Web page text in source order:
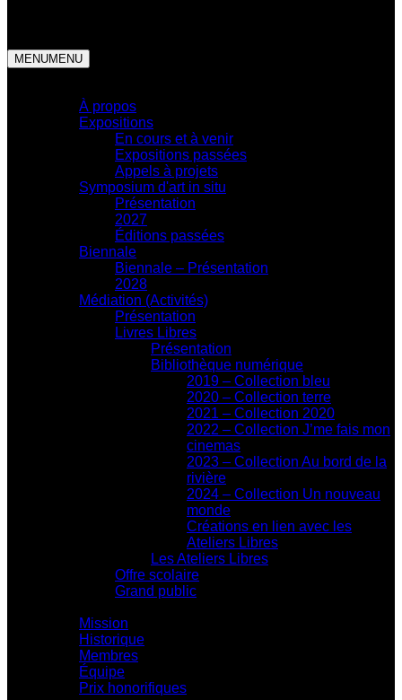
MENUMENU
À propos
Expositions
En cours et à venir
Expositions passées
Appels à projets
Symposium d'art in situ
Présentation
2027
Éditions passées
Biennale
Biennale – Présentation
2028
Médiation (Activités)
Présentation
Livres Libres
Présentation
Bibliothèque numérique
2019 – Collection bleu
2020 – Collection terre
2021 – Collection 2020
2022 – Collection J’me fais mon
cinemas
2023 – Collection Au bord de la
rivière
2024 – Collection Un nouveau
monde
Créations en lien avec les
Ateliers Libres
Les Ateliers Libres
Offre scolaire
Grand public
Mission
Historique
Membres
Équipe
Prix honorifiques